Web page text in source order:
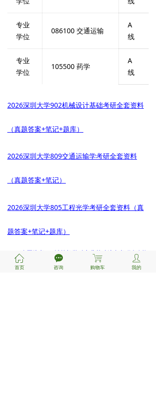
专业
学位
086100 交通运输
A
线
专业
学位
105500 药学
A
线
2026深圳大学902机械设计基础考研全套资料
（真题答案+笔记+题库）
2026深圳大学809交通运输学考研全套资料
（真题答案+笔记）
2026深圳大学805工程光学考研全套资料（真
题答案+笔记+题库）
2026全国统考408计算机学科专业基础综合考研全套资
料【真题答案+笔记+题库】
ꀇ
首页
끁
咨询
ꁈ
购物车
ꄑ
我的